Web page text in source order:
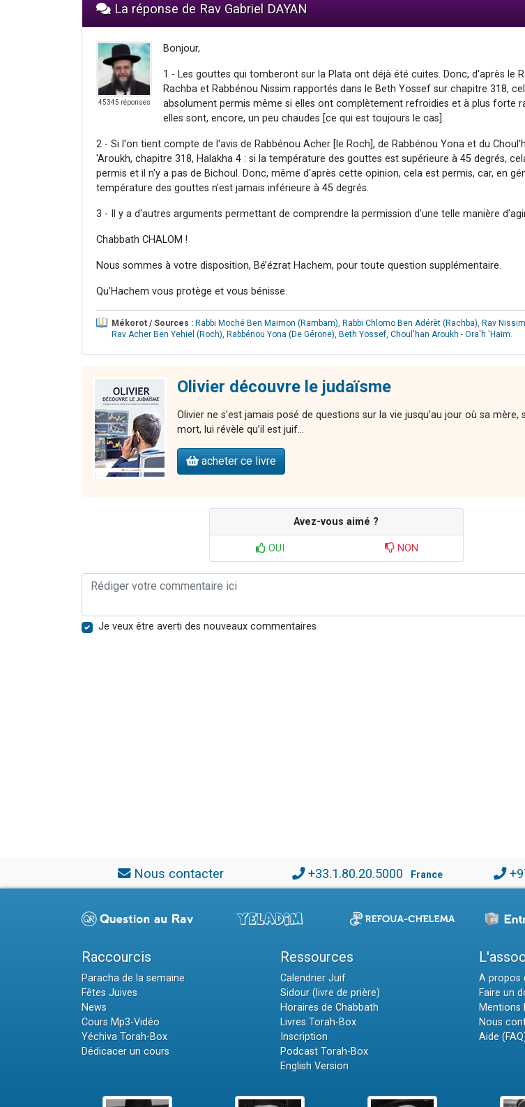
La réponse de Rav Gabriel DAYAN
45345 réponses
Bonjour,
1 - Les gouttes qui tomberont sur la Plata ont déjà été cuites. Donc, d'après le
Rachba et Rabbénou Nissim rapportés dans le Beth Yossef sur chapitre 318,
absolument permis même si elles ont complètement refroidies et à plus forte
elles sont, encore, un peu chaudes [ce qui est toujours le cas].
2 - Si l'on tient compte de l'avis de Rabbénou Acher [le Roch], de Rabbénou Yona et du
'Aroukh, chapitre 318, Halakha 4 : si la température des gouttes est supérieure à 45 degrés,
permis et il n'y a pas de Bichoul. Donc, même d'après cette opinion, cela est permis, car, en
température des gouttes n'est jamais inférieure à 45 degrés.
3 - Il y a d'autres arguments permettant de comprendre la permission d'une telle manière
Chabbath CHALOM !
Nous sommes à votre disposition, Bé’ézrat Hachem, pour toute question supplémentaire.
Qu’Hachem vous protège et vous bénisse.
Mékorot / Sources : Rabbi Moché Ben Maimon (Rambam) Rabbi Chlomo Ben Adérèt (Rachba) Rav
Rav Acher Ben Yehiel (Roch) Rabbénou Yona (De Gérone) Beth Yossef Choul'han Aroukh - Ora'h 'Haim
Olivier découvre le judaïsme
Olivier ne s’est jamais posé de questions sur la vie jusqu'au jour où sa mère,
mort, lui révèle qu’il est juif...
acheter ce livre
Avez-vous aimé ?
OUI NON
Je veux être averti des nouveaux commentaires
Nous contacter +33.1.80.20.5000 France
Raccourcis
Paracha de la semaine
Fêtes Juives
News
Cours Mp3-Vidéo
Yéchiva Torah-Box
Dédicacer un cours
Ressources
Calendrier Juif
Sidour (livre de prière)
Horaires de Chabbath
Livres Torah-Box
Inscription
Podcast Torah-Box
English Version
A propos
Faire un
Mentions
Nous
Aide